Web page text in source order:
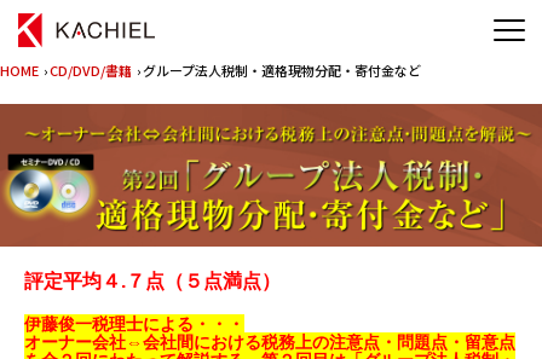
HOME ›CD/DVD/書籍 › グループ法人税制・適格現物分配・寄付金など
評定平均４.７点（５点満点）
伊藤俊一税理士による・・・
オーナー会社⇔会社間における税務上の注意点・問題点・留意点